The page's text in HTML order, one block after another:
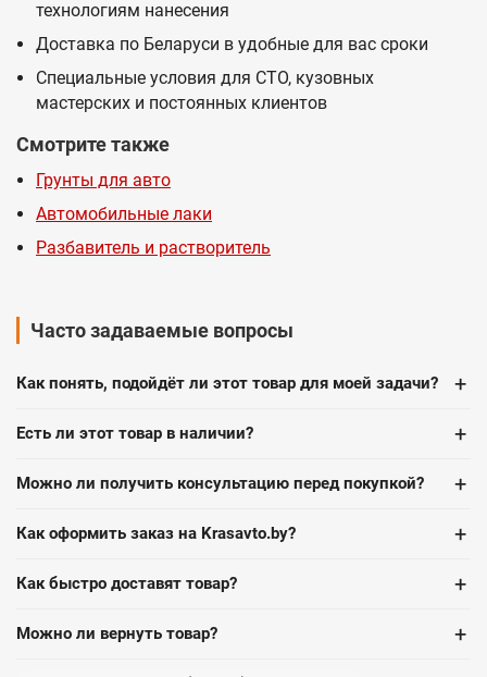
технологиям нанесения
Доставка по Беларуси в удобные для вас сроки
Специальные условия для СТО, кузовных
мастерских и постоянных клиентов
Смотрите также
Грунты для авто
Автомобильные лаки
Разбавитель и растворитель
Часто задаваемые вопросы
Как понять, подойдёт ли этот товар для моей задачи? +
Есть ли этот товар в наличии? +
Можно ли получить консультацию перед покупкой? +
Как оформить заказ на Krasavto.by? +
Как быстро доставят товар? +
Можно ли вернуть товар? +